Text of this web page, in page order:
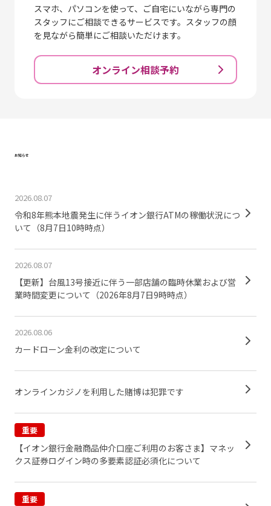
スマホ、パソコンを使って、ご自宅にいながら専門の
スタッフにご相談できるサービスです。スタッフの顔
を見ながら簡単にご相談いただけます。
オンライン相談予約
お知らせ
2026.08.07
令和8年熊本地震発生に伴うイオン銀行ATMの稼働状況につ
いて（8月7日10時時点）
2026.08.07
【更新】台風13号接近に伴う一部店舗の臨時休業および営
業時間変更について（2026年8月7日9時時点）
2026.08.06
カードローン金利の改定について
オンラインカジノを利用した賭博は犯罪です
重要
【イオン銀行金融商品仲介口座ご利用のお客さま】マネッ
クス証券ログイン時の多要素認証必須化について
重要